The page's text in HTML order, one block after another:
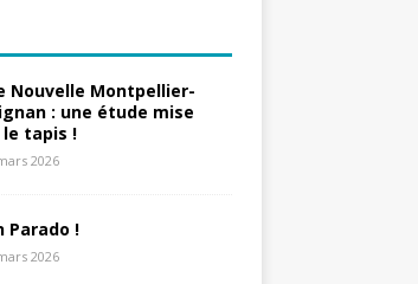
Nouvelle Montpellier-
: une étude mise
le tapis !
2026
Parado !
2026